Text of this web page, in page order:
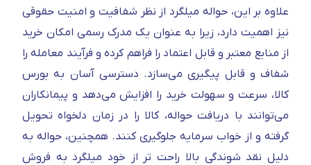
علاوه بر این، حواله میلگرد از نظر شفافیت و امنیت حقوقی
نیز اهمیت دارد، زیرا به‌ عنوان یک مدرک رسمی امکان خرید
از منابع معتبر و قابل اعتماد را فراهم کرده و فرآیند معامله را
شفاف و قابل پیگیری می‌سازد. دسترسی آسان به بورس
کالا، سرعت و سهولت خرید را افزایش می‌دهد و پیمانکاران
می‌توانند با دریافت حواله، کالا را در زمان دلخواه تحویل
گرفته و از خواب سرمایه جلوگیری کنند. همچنین، حواله به
دلیل نقد شوندگی بالا راحت‌ تر از خود میلگرد به فروش